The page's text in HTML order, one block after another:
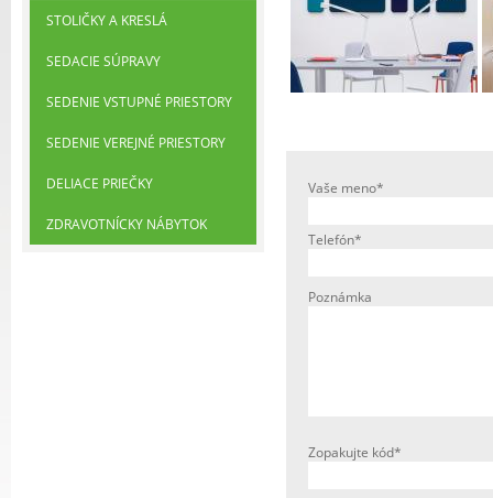
STOLIČKY A KRESLÁ
SEDACIE SÚPRAVY
SEDENIE VSTUPNÉ PRIESTORY
SEDENIE VEREJNÉ PRIESTORY
DELIACE PRIEČKY
ZDRAVOTNÍCKY NÁBYTOK
Vaše meno*
Telefón*
Poznámka
Zopakujte kód*